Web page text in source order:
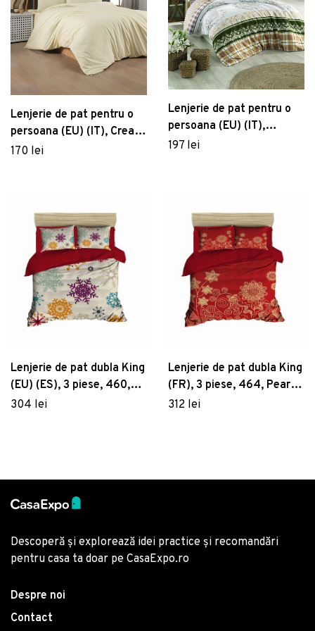
Lenjerie de pat pentru o
persoana (EU) (IT), Cream
2, Patik, Bumbac
170 lei
Lenjerie de pat pentru o
persoana (EU) (IT),
Nazenin - Brown, Pearl
197 lei
Lenjerie de pat dubla King
(EU) (ES), 3 piese, 460,
Pearl Home, Poliester
304 lei
Lenjerie de pat dubla King
(FR), 3 piese, 464, Pearl
Home, Poliester Satinat
312 lei
Descoperă și explorează idei practice și recomandări
pentru casa ta doar pe CasaExpo.ro
Despre noi
Contact